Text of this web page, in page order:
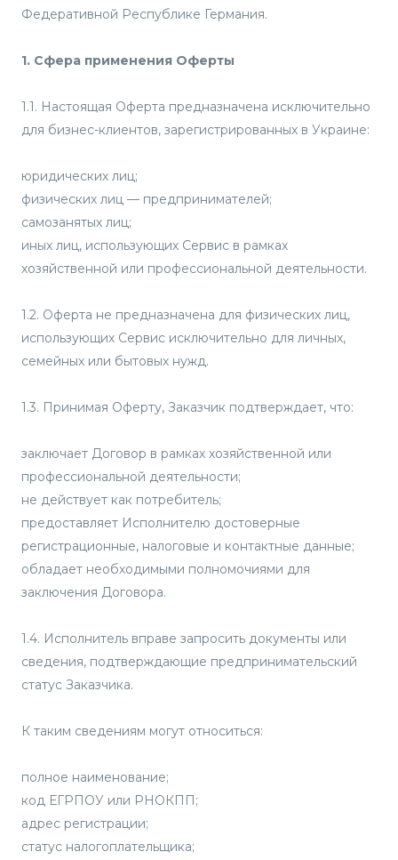
Федеративной Республике Германия.
1. Сфера применения Оферты
1.1. Настоящая Оферта предназначена исключительно
для бизнес-клиентов, зарегистрированных в Украине:
юридических лиц;
физических лиц — предпринимателей;
самозанятых лиц;
иных лиц, использующих Сервис в рамках
хозяйственной или профессиональной деятельности.
1.2. Оферта не предназначена для физических лиц,
использующих Сервис исключительно для личных,
семейных или бытовых нужд.
1.3. Принимая Оферту, Заказчик подтверждает, что:
заключает Договор в рамках хозяйственной или
профессиональной деятельности;
не действует как потребитель;
предоставляет Исполнителю достоверные
регистрационные, налоговые и контактные данные;
обладает необходимыми полномочиями для
заключения Договора.
1.4. Исполнитель вправе запросить документы или
сведения, подтверждающие предпринимательский
статус Заказчика.
К таким сведениям могут относиться:
полное наименование;
код ЕГРПОУ или РНОКПП;
адрес регистрации;
статус налогоплательщика;